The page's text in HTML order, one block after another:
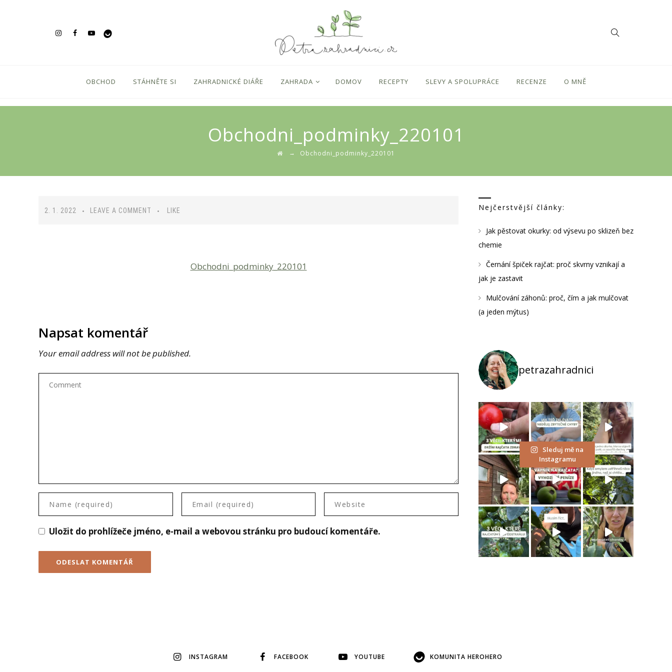
OBCHOD STÁHNĚTE SI ZAHRADNICKÉ DIÁŘE ZAHRADA DOMOV RECEPTY SLEVY A SPOLUPRÁCE RECENZE O MNĚ
Obchodni_podminky_220101
→ Obchodni_podminky_220101
2. 1. 2022 LEAVE A COMMENT LIKE
Obchodni_podminky_220101
Napsat komentář
Your email address will not be published.
Uložit do prohlížeče jméno, e-mail a webovou stránku pro budoucí komentáře.
Nejčerstvější články:
Jak pěstovat okurky: od výsevu po sklizeň bez
chemie
Černání špiček rajčat: proč skvrny vznikají a
jak je zastavit
Mulčování záhonů: proč, čím a jak mulčovat
(a jeden mýtus)
petrazahradnici
Sleduj mě na
Instagramu
INSTAGRAM FACEBOOK YOUTUBE KOMUNITA HEROHERO